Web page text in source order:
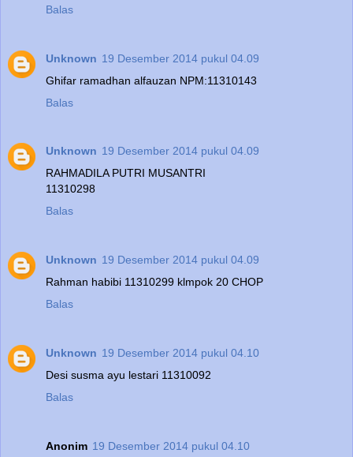
Balas
Unknown 19 Desember 2014 pukul 04.09
Ghifar ramadhan alfauzan NPM:11310143
Balas
Unknown 19 Desember 2014 pukul 04.09
RAHMADILA PUTRI MUSANTRI
11310298
Balas
Unknown 19 Desember 2014 pukul 04.09
Rahman habibi 11310299 klmpok 20 CHOP
Balas
Unknown 19 Desember 2014 pukul 04.10
Desi susma ayu lestari 11310092
Balas
Anonim 19 Desember 2014 pukul 04.10